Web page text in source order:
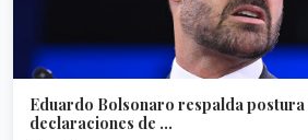
Eduardo Bolsonaro respalda
declaraciones de ...